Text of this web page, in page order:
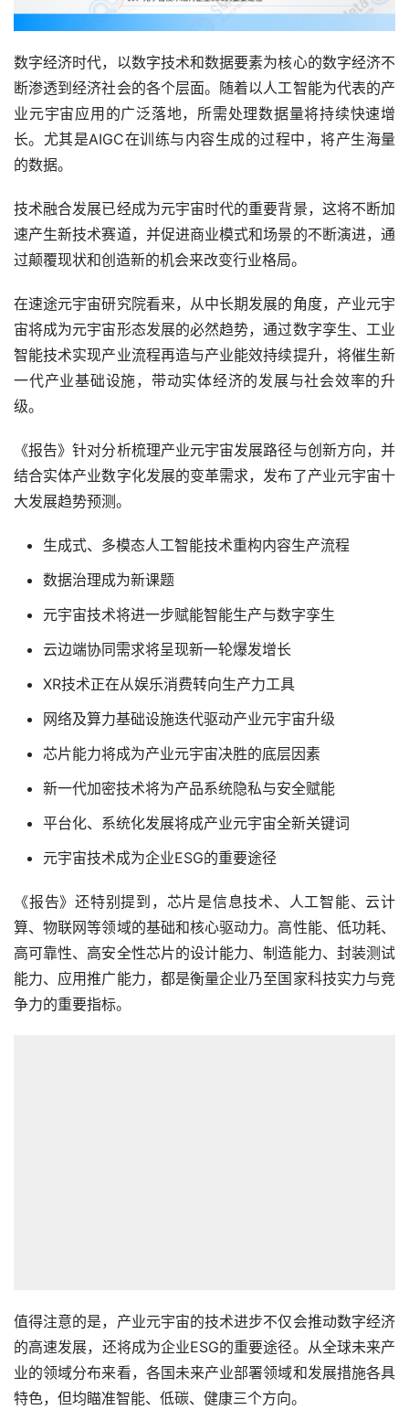
数字经济时代，以数字技术和数据要素为核心的数字经济不
断渗透到经济社会的各个层面。随着以人工智能为代表的产
业元宇宙应用的广泛落地，所需处理数据量将持续快速增
长。尤其是AIGC在训练与内容生成的过程中，将产生海量
的数据。
技术融合发展已经成为元宇宙时代的重要背景，这将不断加
速产生新技术赛道，并促进商业模式和场景的不断演进，通
过颠覆现状和创造新的机会来改变行业格局。
在速途元宇宙研究院看来，从中长期发展的角度，产业元宇
宙将成为元宇宙形态发展的必然趋势，通过数字孪生、工业
智能技术实现产业流程再造与产业能效持续提升，将催生新
一代产业基础设施，带动实体经济的发展与社会效率的升
级。
《报告》针对分析梳理产业元宇宙发展路径与创新方向，并
结合实体产业数字化发展的变革需求，发布了产业元宇宙十
大发展趋势预测。
生成式、多模态人工智能技术重构内容生产流程
数据治理成为新课题
元宇宙技术将进一步赋能智能生产与数字孪生
云边端协同需求将呈现新一轮爆发增长
XR技术正在从娱乐消费转向生产力工具
网络及算力基础设施迭代驱动产业元宇宙升级
芯片能力将成为产业元宇宙决胜的底层因素
新一代加密技术将为产品系统隐私与安全赋能
平台化、系统化发展将成产业元宇宙全新关键词
元宇宙技术成为企业ESG的重要途径
《报告》还特别提到，芯片是信息技术、人工智能、云计
算、物联网等领域的基础和核心驱动力。高性能、低功耗、
高可靠性、高安全性芯片的设计能力、制造能力、封装测试
能力、应用推广能力，都是衡量企业乃至国家科技实力与竞
争力的重要指标。
值得注意的是，产业元宇宙的技术进步不仅会推动数字经济
的高速发展，还将成为企业ESG的重要途径。从全球未来产
业的领域分布来看，各国未来产业部署领域和发展措施各具
特色，但均瞄准智能、低碳、健康三个方向。